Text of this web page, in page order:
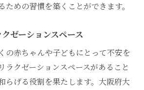
ための習慣を築くことができます。
ゼーションスペース
の赤ちゃんや子どもにとって不安を
ラクゼーションスペースがあること
らげる役割を果たします。大阪府大